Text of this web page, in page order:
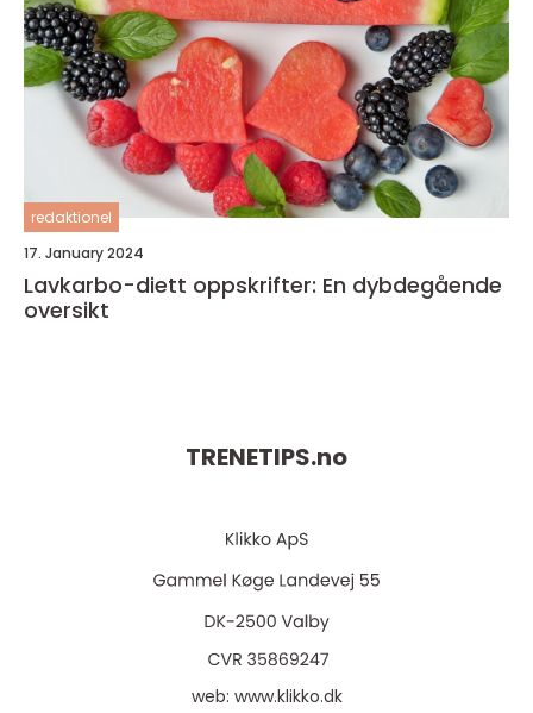
redaktionel
17. January 2024
Lavkarbo-diett oppskrifter: En dybdegående
oversikt
TRENETIPS.no
web: www.klikko.dk